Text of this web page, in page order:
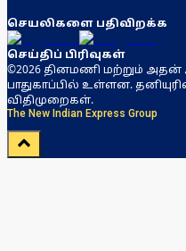
செயலிகளை பதிவிறக்க
செய்திப் பிரிவுகள்
©2026 தினமணி மற்றும்
பாதுகாப்பில் உள்ளன.
விதிமுறைகள்.
The New Indian Express Group